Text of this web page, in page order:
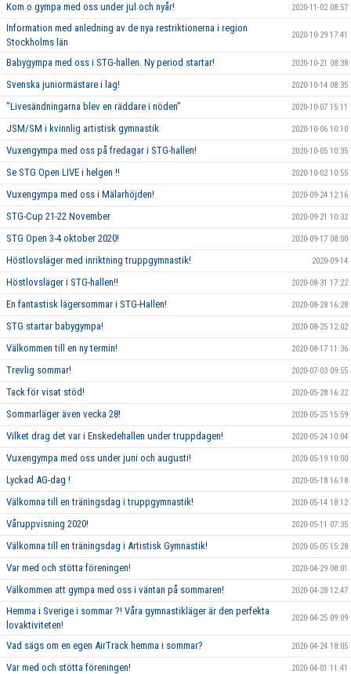
Kom o gympa med oss under jul och nyår! 2020-11-02 08:57
Information med anledning av de nya restriktionerna i region
Stockholms län
2020-10-29 17:41
Babygympa med oss i STG-hallen. Ny period startar! 2020-10-21 08:38
Svenska juniormästare i lag! 2020-10-14 08:35
”Livesändningarna blev en räddare i nöden” 2020-10-07 15:11
JSM/SM i kvinnlig artistisk gymnastik 2020-10-06 10:10
Vuxengympa med oss på fredagar i STG-hallen! 2020-10-05 10:35
Se STG Open LIVE i helgen !! 2020-10-02 10:55
Vuxengympa med oss i Mälarhöjden! 2020-09-24 12:16
STG-Cup 21-22 November 2020-09-21 10:32
STG Open 3-4 oktober 2020! 2020-09-17 08:00
Höstlovsläger med inriktning truppgymnastik! 2020-09-14
Höstlovsläger i STG-hallen!! 2020-08-31 17:22
En fantastisk lägersommar i STG-Hallen! 2020-08-28 16:28
STG startar babygympa! 2020-08-25 12:02
Välkommen till en ny termin! 2020-08-17 11:36
Trevlig sommar! 2020-07-03 09:55
Tack för visat stöd! 2020-05-28 16:22
Sommarläger även vecka 28! 2020-05-25 15:59
Vilket drag det var i Enskedehallen under truppdagen! 2020-05-24 10:04
Vuxengympa med oss under juni och augusti! 2020-05-19 10:00
Lyckad AG-dag ! 2020-05-18 16:18
Välkomna till en träningsdag i truppgymnastik! 2020-05-14 18:12
Våruppvisning 2020! 2020-05-11 07:35
Välkomna till en träningsdag i Artistisk Gymnastik! 2020-05-05 15:28
Var med och stötta föreningen! 2020-04-29 08:01
Välkommen att gympa med oss i väntan på sommaren! 2020-04-28 12:47
Hemma i Sverige i sommar ?! Våra gymnastikläger är den perfekta
lovaktiviteten!
2020-04-25 09:09
Vad sägs om en egen AirTrack hemma i sommar? 2020-04-24 18:05
Var med och stötta föreningen! 2020-04-01 11:41